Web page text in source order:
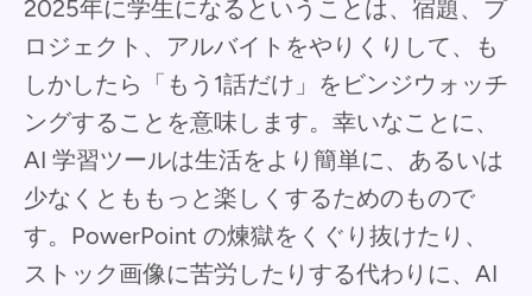
2025年に学生になるということは、宿題、プ
ロジェクト、アルバイトをやりくりして、も
しかしたら「もう1話だけ」をビンジウォッチ
ングすることを意味します。幸いなことに、
AI 学習ツールは生活をより簡単に、あるいは
少なくとももっと楽しくするためのもので
す。PowerPoint の煉獄をくぐり抜けたり、
ストック画像に苦労したりする代わりに、AI